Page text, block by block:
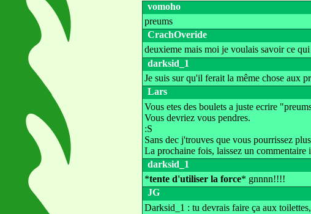
vomoho
preums
CrachOveride
deuxieme mais moi je voulais savoir ce
darksid_1
Je suis sur qu'il ferait la même chose aux
Lars
Vous etes des boulets a juste ecrire
Vous devriez vous pendres.
:S
Sans dec j'trouves que vous pourrissez
La prochaine fois, laissez un commentaire
darksid_1
*tente d'utiliser la force* gnnnn!!!!
JG
Darksid_1 : tu devrais faire ça aux